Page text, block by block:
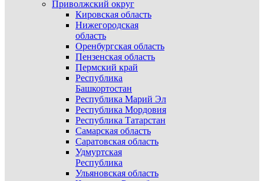
Приволжский округ
Кировская область
Нижегородская
область
Оренбургская область
Пензенская область
Пермский край
Республика
Башкортостан
Республика Марий Эл
Республика Мордовия
Республика Татарстан
Самарская область
Саратовская область
Удмуртская
Республика
Ульяновская область